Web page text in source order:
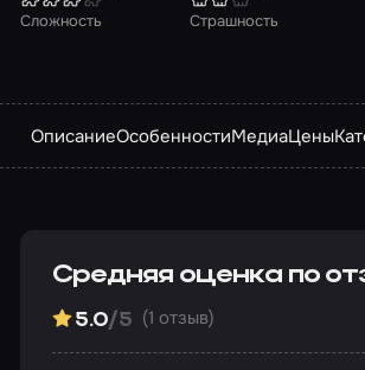
Сложность Страшность
ОписаниеОсобенностиМедиаЦены
Средняя оценка по
5.0/5 (1 отзыв)